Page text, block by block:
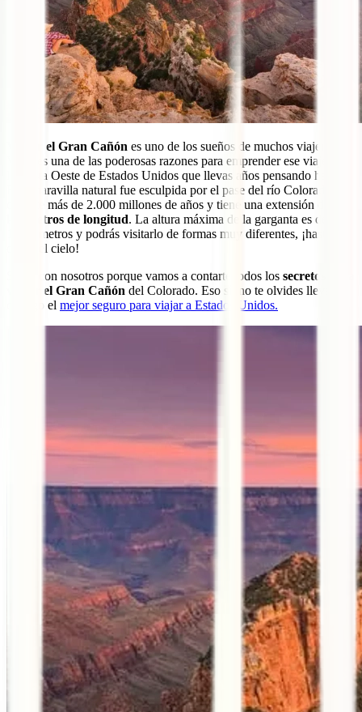
Visitar el Gran Cañón es uno de los sueños de muchos viajeros.
Verlo es una de las poderosas razones para emprender ese viaje por
la Costa Oeste de Estados Unidos que llevas años pensando hacer.
Esta maravilla natural fue esculpida por el pase del río Colorado
durante más de 2.000 millones de años y tiene una extensión de
kilómetros de longitud. La altura máxima de la garganta es de
1.500 metros y podrás visitarlo de formas muy diferentes, ¡hasta
desde el cielo!
Sigue con nosotros porque vamos a contarte todos los secretos para
visitar el Gran Cañón del Colorado. Eso sí, no te olvides llevar
contigo el mejor seguro para viajar a Estados Unidos.